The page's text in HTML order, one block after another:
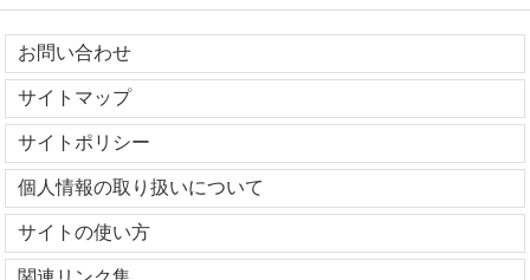
お問い合わせ
サイトマップ
サイトポリシー
個人情報の取り扱いについて
サイトの使い方